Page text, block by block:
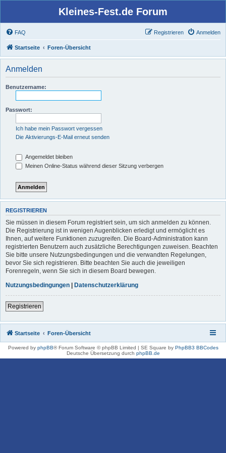
Kleines-Fest.de Forum
FAQ Anmelden
Registrieren
Startseite Foren-Übersicht
Anmelden
Benutzername:
Passwort:
Ich habe mein Passwort vergessen
Die Aktivierungs-E-Mail erneut senden
Angemeldet bleiben
Meinen Online-Status während dieser Sitzung verbergen
REGISTRIEREN
Sie müssen in diesem Forum registriert sein, um sich anmelden zu können.
Die Registrierung ist in wenigen Augenblicken erledigt und ermöglicht es
Ihnen, auf weitere Funktionen zuzugreifen. Die Board-Administration kann
registrierten Benutzern auch zusätzliche Berechtigungen zuweisen. Beachten
Sie bitte unsere Nutzungsbedingungen und die verwandten Regelungen,
bevor Sie sich registrieren. Bitte beachten Sie auch die jeweiligen
Forenregeln, wenn Sie sich in diesem Board bewegen.
Nutzungsbedingungen | Datenschutzerklärung
Registrieren
Startseite Foren-Übersicht
Powered by phpBB® Forum Software © phpBB Limited | SE Square by PhpBB3 BBCodes
Deutsche Übersetzung durch phpBB.de